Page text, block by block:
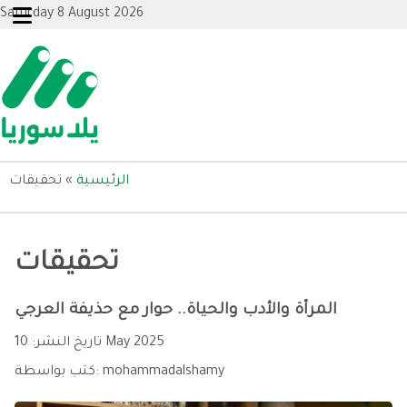
Saturday 8 August 2026
الرئيسية » تحقيقات
تحقيقات
المرأة والأدب والحياة.. حوار مع حذيفة العرجي
تاريخ النشر: 10 May 2025
كتب بواسطة: mohammadalshamy